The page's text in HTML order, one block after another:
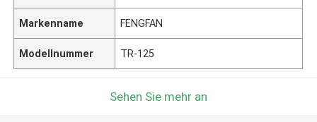
Markenname FENGFAN
Modellnummer TR-125
Sehen Sie mehr an